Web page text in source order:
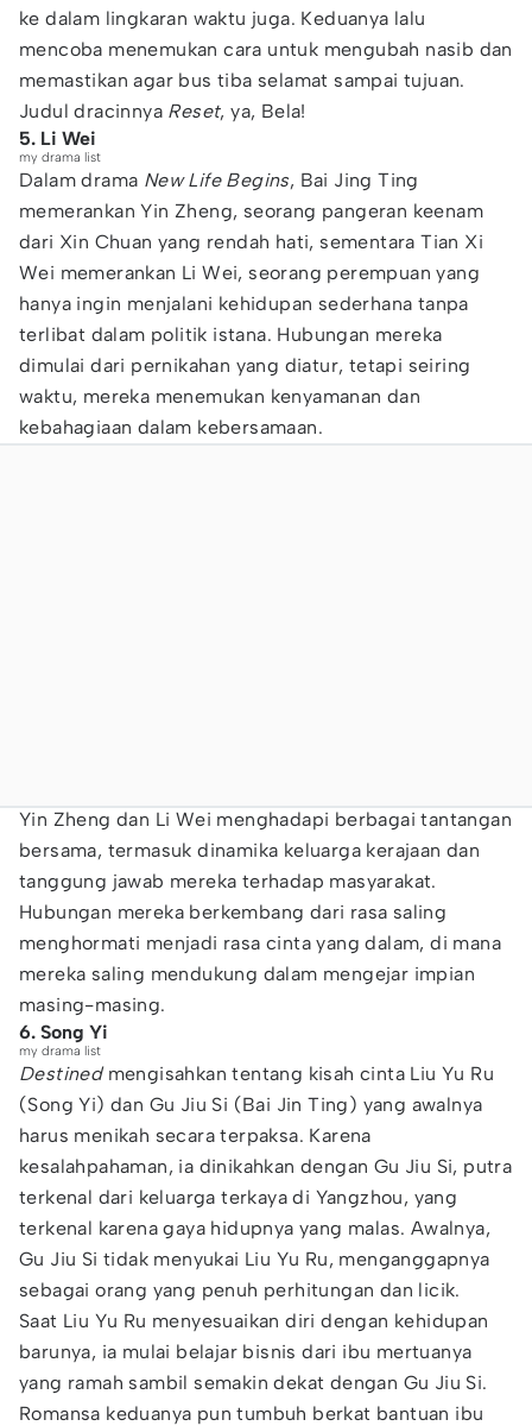
ke dalam lingkaran waktu juga. Keduanya lalu
mencoba menemukan cara untuk mengubah nasib dan
memastikan agar bus tiba selamat sampai tujuan.
Judul dracinnya Reset, ya, Bela!
5. Li Wei
my drama list
Dalam drama New Life Begins, Bai Jing Ting
memerankan Yin Zheng, seorang pangeran keenam
dari Xin Chuan yang rendah hati, sementara Tian Xi
Wei memerankan Li Wei, seorang perempuan yang
hanya ingin menjalani kehidupan sederhana tanpa
terlibat dalam politik istana. Hubungan mereka
dimulai dari pernikahan yang diatur, tetapi seiring
waktu, mereka menemukan kenyamanan dan
kebahagiaan dalam kebersamaan.
Yin Zheng dan Li Wei menghadapi berbagai tantangan
bersama, termasuk dinamika keluarga kerajaan dan
tanggung jawab mereka terhadap masyarakat.
Hubungan mereka berkembang dari rasa saling
menghormati menjadi rasa cinta yang dalam, di mana
mereka saling mendukung dalam mengejar impian
masing-masing.
6. Song Yi
my drama list
Destinedmengisahkan tentang kisah cinta Liu Yu Ru
(Song Yi) dan Gu Jiu Si (Bai Jin Ting) yang awalnya
harus menikah secara terpaksa. Karena
kesalahpahaman, ia dinikahkan dengan Gu Jiu Si, putra
terkenal dari keluarga terkaya di Yangzhou, yang
terkenal karena gaya hidupnya yang malas. Awalnya,
Gu Jiu Si tidak menyukai Liu Yu Ru, menganggapnya
sebagai orang yang penuh perhitungan dan licik.
Saat Liu Yu Ru menyesuaikan diri dengan kehidupan
barunya, ia mulai belajar bisnis dari ibu mertuanya
yang ramah sambil semakin dekat dengan Gu Jiu Si.
Romansa keduanya pun tumbuh berkat bantuan ibu